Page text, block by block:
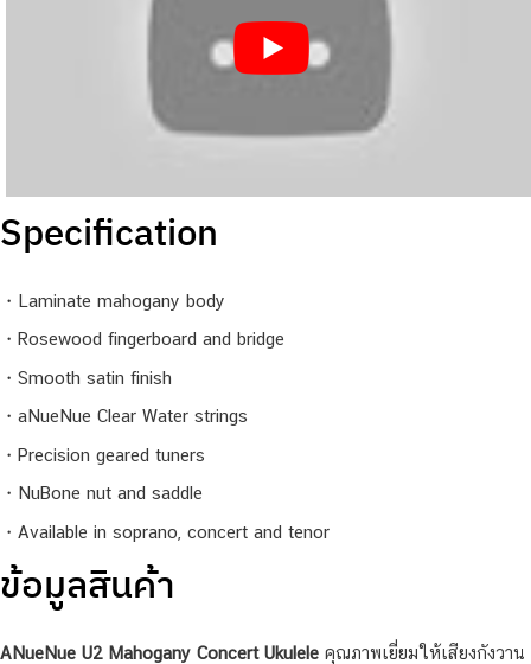
Specification
・Laminate mahogany body
・Rosewood fingerboard and bridge
・Smooth satin finish
・aNueNue Clear Water strings
・Precision geared tuners
・NuBone nut and saddle
・Available in soprano, concert and tenor
ข้อมูลสินค้า
ANueNue U2 Mahogany Concert Ukulele คุณภาพเยี่ยมให้เสียงกังวาน